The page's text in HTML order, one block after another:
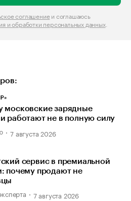
соглашениеи соглашаюсь
и обработки персональных данных.
московские зарядные
работают не в полную силу
7 августа 2026
сервис в премиальной
почему продают не
7 августа 2026